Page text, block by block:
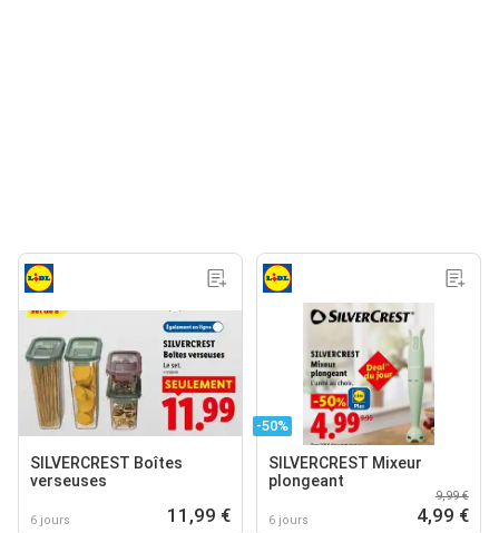
SILVERCREST Boîtes
verseuses
6 jours 11,99 €
-50%
SILVERCREST Mixeur
plongeant
6 jours
9,99 €
4,99 €